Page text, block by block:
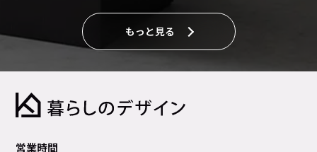
もっと見る
営業時間